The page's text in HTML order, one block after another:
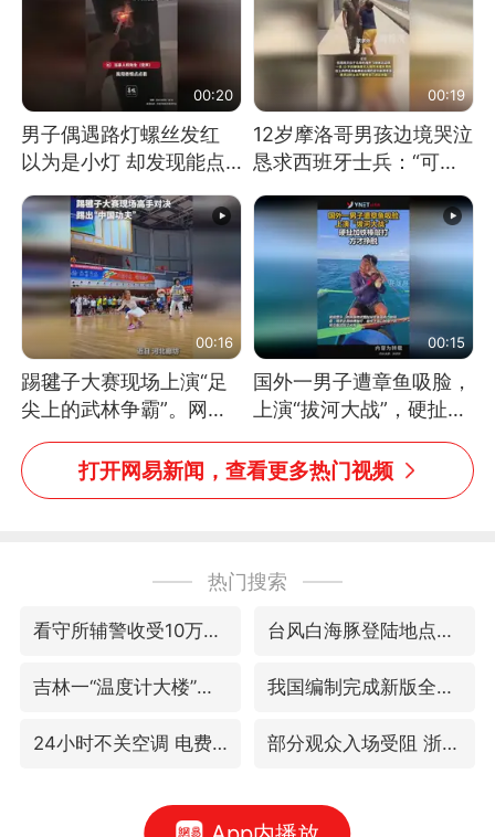
00:20
男子偶遇路灯螺丝发红
以为是小灯 却发现能点
燃香烟 当事人：已报警
处理
00:19
12岁摩洛哥男孩边境哭泣
恳求西班牙士兵：“可不
可以不要把我遣返回国”
00:16
踢毽子大赛现场上演“足
尖上的武林争霸”。网
友：这哪是踢毽子，分明
是武侠片现场！#睡个好
觉
00:15
国外一男子遭章鱼吸脸，
上演“拔河大战”，硬扯加
铁棒敲打方才挣脱
打开网易新闻，查看更多热门视频
热门搜索
看守所辅警收受10万获刑1年 台风白海豚登陆地点更新
吉林一“温度计大楼”读数爆表 我国编制完成新版全月地质图
24小时不关空调 电费会更低吗 部分观众入场受阻 浙江省博物馆致歉